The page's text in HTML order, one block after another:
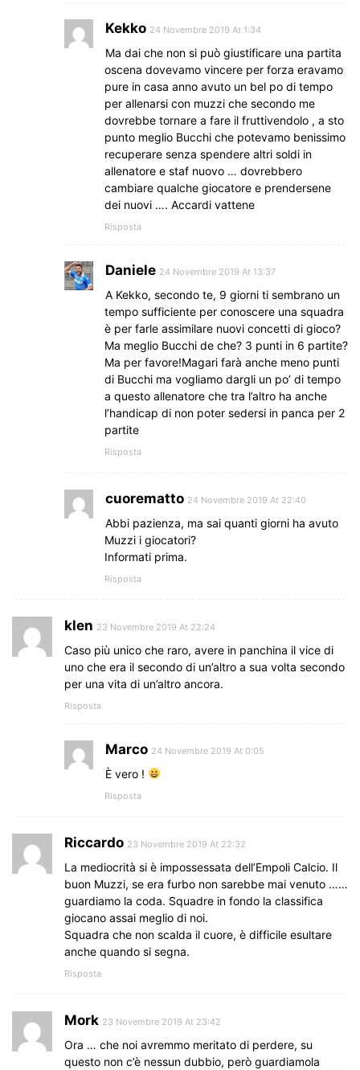
Kekko 24 Novembre 2019 At 1:34
Ma dai che non si può giustificare una partita
oscena dovevamo vincere per forza eravamo
pure in casa anno avuto un bel po di tempo
per allenarsi con muzzi che secondo me
dovrebbe tornare a fare il fruttivendolo , a sto
punto meglio Bucchi che potevamo benissimo
recuperare senza spendere altri soldi in
allenatore e staf nuovo … dovrebbero
cambiare qualche giocatore e prendersene
dei nuovi …. Accardi vattene
Risposta
Daniele 24 Novembre 2019 At 13:37
A Kekko, secondo te, 9 giorni ti sembrano un
tempo sufficiente per conoscere una squadra
è per farle assimilare nuovi concetti di gioco?
Ma meglio Bucchi de che? 3 punti in 6 partite?
Ma per favore!Magari farà anche meno punti
di Bucchi ma vogliamo dargli un po’ di tempo
a questo allenatore che tra l’altro ha anche
l’handicap di non poter sedersi in panca per 2
partite
Risposta
cuorematto 24 Novembre 2019 At 22:40
Abbi pazienza, ma sai quanti giorni ha avuto
Muzzi i giocatori?
Informati prima.
Risposta
klen 23 Novembre 2019 At 22:24
Caso più unico che raro, avere in panchina il vice di
uno che era il secondo di un’altro a sua volta secondo
per una vita di un’altro ancora.
Risposta
Marco 24 Novembre 2019 At 0:05
È vero !
Risposta
Riccardo 23 Novembre 2019 At 22:32
La mediocrità si è impossessata dell’Empoli Calcio. Il
buon Muzzi, se era furbo non sarebbe mai venuto ……
guardiamo la coda. Squadre in fondo la classifica
giocano assai meglio di noi.
Squadra che non scalda il cuore, è difficile esultare
anche quando si segna.
Risposta
Mork 23 Novembre 2019 At 23:42
Ora … che noi avremmo meritato di perdere, su
questo non c’è nessun dubbio, però guardiamola